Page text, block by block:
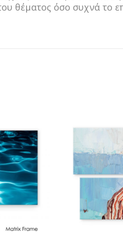
θέματος όσο συχνά το